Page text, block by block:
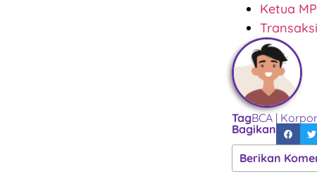
Ketua
TagBCA |
Bagikan
Berikan